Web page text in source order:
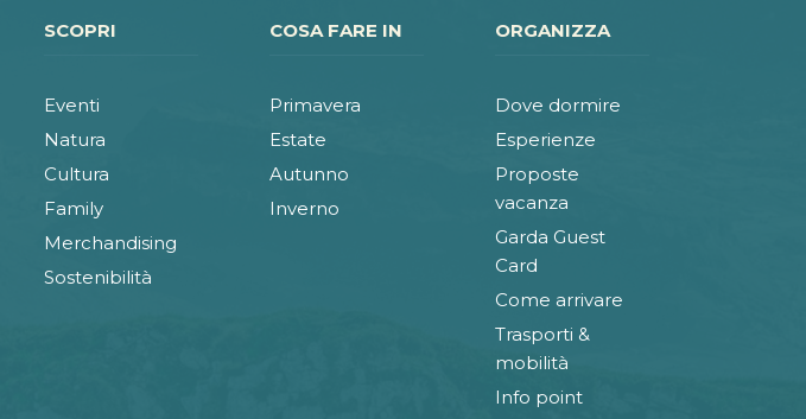
SCOPRI
Eventi
Natura
Cultura
Family
Merchandising
Sostenibilità
COSA FARE IN
Primavera
Estate
Autunno
Inverno
ORGANIZZA
Dove dormire
Esperienze
Proposte
vacanza
Garda Guest
Card
Come arrivare
Trasporti &
mobilità
Info point